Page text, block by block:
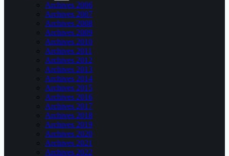
Archives 2006
Archives 2007
Archives 2008
Archives 2009
Archives 2010
Archives 2011
Archives 2012
Archives 2013
Archives 2014
Archives 2015
Archives 2016
Archives 2017
Archives 2018
Archives 2019
Archives 2020
Archives 2021
Archives 2022